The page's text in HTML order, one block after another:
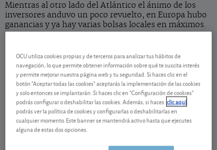
Mientras al otro lado del Atlántico el ánimo de los
inversores anduvo un poco revuelto, en Europa hubo
ganancias y ya hay varias bolsas locales en máximos.
Ganancias en Europa
El anuncio de un aumento más fuerte de lo esperado
en los precios de la producción en febrero en EE.
UU., ha echado un jarro de agua fría sobre los que
esperaban una pronta bajada de tipos por parte de
su banco central (la Fed) enfriando algo los ánimos
de los inversores estadounidenses. El
Nasdaqun 0,7%.Para leer el
OCU utiliza cookies propias y de terceros para analizar tus hábitos de
navegación, lo que permite obtener información sobre qué te suscita interés
y permite mejorar nuestra página web y tu seguridad. Si haces clic en el
botón "Aceptar todas las cookies" aceptarás la implementación de las cookies
y solo entonces se implantarán. Si haces clic en "Configuración de cookies"
podrás configurar o deshabilitar las cookies. Además, si haces clic aquí
podrás ver la política de cookies y configurarlas o deshabilitarlas en
cualquier momento. Este banner se mantendrá activo hasta que ejecutes
alguna de estas dos opciones.